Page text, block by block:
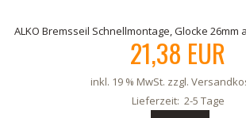
ALKO Bremsseil Schnellmontage, Glocke 26mm
21,38 EUR
inkl. 19 % MwSt. zzgl.
Lieferzeit: 2-5 Tage